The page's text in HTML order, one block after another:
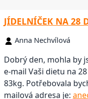
JÍDELNÍČEK NA 28
Anna Nechvílová
Dobrý den, mohla by
e-mail Vaši dietu na
83kg. Potřebovala
mailová adresa je: